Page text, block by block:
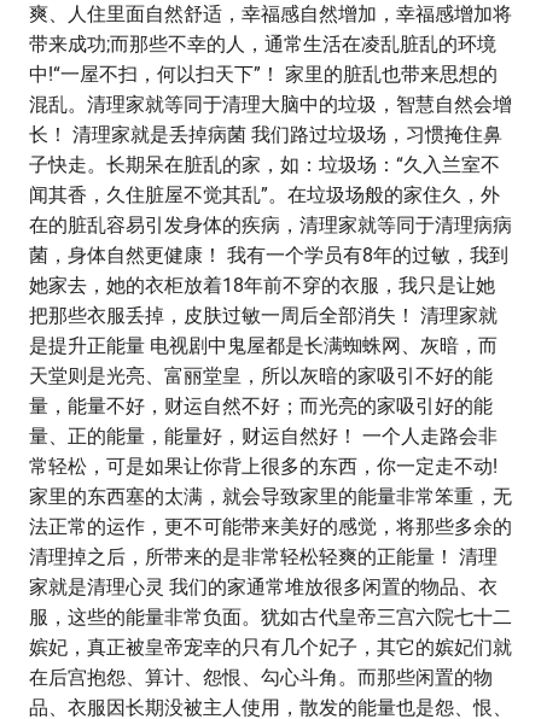
爽、人住里面自然舒适，幸福感自然增加，幸福感增加将
带来成功;而那些不幸的人，通常生活在凌乱脏乱的环境
中!“一屋不扫，何以扫天下”！ 家里的脏乱也带来思想的
混乱。清理家就等同于清理大脑中的垃圾，智慧自然会增
长！ 清理家就是丢掉病菌 我们路过垃圾场，习惯掩住鼻
子快走。长期呆在脏乱的家，如：垃圾场：“久入兰室不
闻其香，久住脏屋不觉其乱”。在垃圾场般的家住久，外
在的脏乱容易引发身体的疾病，清理家就等同于清理病病
菌，身体自然更健康！ 我有一个学员有8年的过敏，我到
她家去，她的衣柜放着18年前不穿的衣服，我只是让她
把那些衣服丢掉，皮肤过敏一周后全部消失！ 清理家就
是提升正能量 电视剧中鬼屋都是长满蜘蛛网、灰暗，而
天堂则是光亮、富丽堂皇，所以灰暗的家吸引不好的能
量，能量不好，财运自然不好；而光亮的家吸引好的能
量、正的能量，能量好，财运自然好！ 一个人走路会非
常轻松，可是如果让你背上很多的东西，你一定走不动!
家里的东西塞的太满，就会导致家里的能量非常笨重，无
法正常的运作，更不可能带来美好的感觉，将那些多余的
清理掉之后，所带来的是非常轻松轻爽的正能量！ 清理
家就是清理心灵 我们的家通常堆放很多闲置的物品、衣
服，这些的能量非常负面。犹如古代皇帝三宫六院七十二
嫔妃，真正被皇帝宠幸的只有几个妃子，其它的嫔妃们就
在后宫抱怨、算计、怨恨、勾心斗角。而那些闲置的物
品、衣服因长期没被主人使用，散发的能量也是怨、恨、